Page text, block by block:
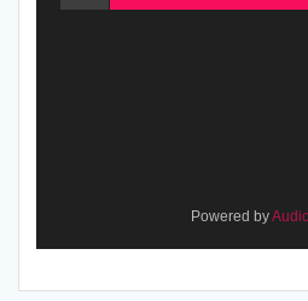
Powered by